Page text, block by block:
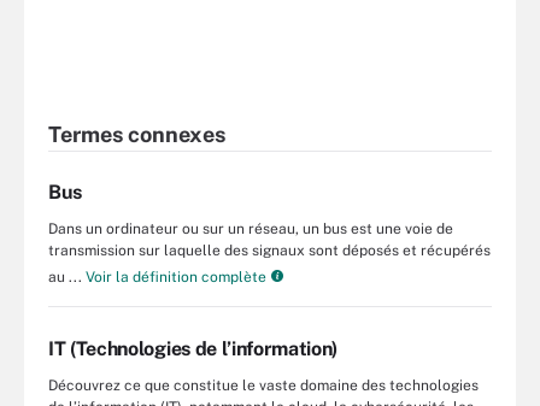
Termes connexes
Bus
Dans un ordinateur ou sur un réseau, un bus est une voie de
transmission sur laquelle des signaux sont déposés et récupérés
au ... Voir la définition complète
IT (Technologies de l’information)
Découvrez ce que constitue le vaste domaine des technologies